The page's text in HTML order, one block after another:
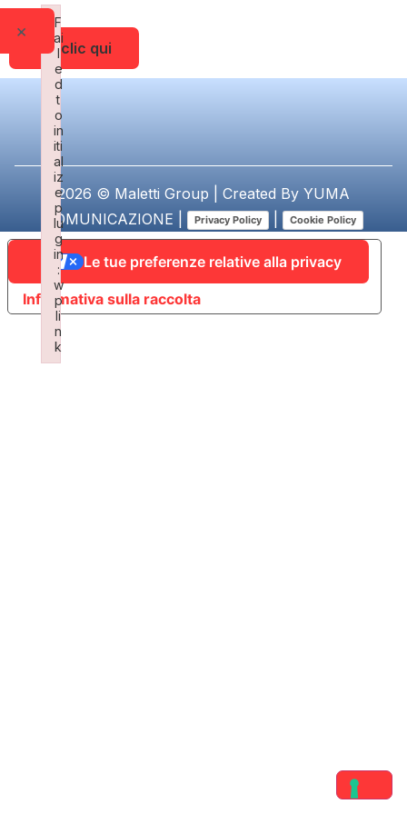
Fai clic qui
2026 © Maletti Group | Created By YUMA
COMUNICAZIONE
Privacy Policy Cookie Policy
Informativa sulla raccolta
Le tue preferenze relative alla privacy
F
ai
l
e
d
t
o
in
iti
al
iz
e
p
lu
g
in
:
w
p
li
n
k
×
Failed to initialize plugin: wplink